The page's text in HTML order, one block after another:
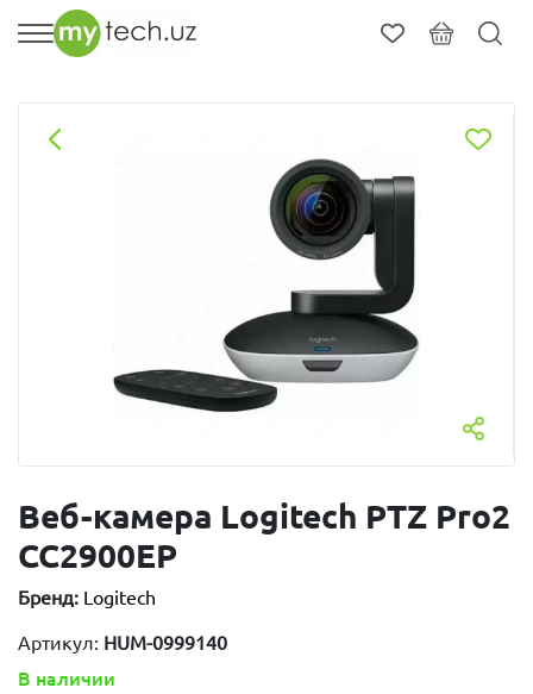
Веб-камера Logitech PTZ Pro2
CC2900EP
Бренд: Logitech
Артикул: HUM-0999140
В наличии